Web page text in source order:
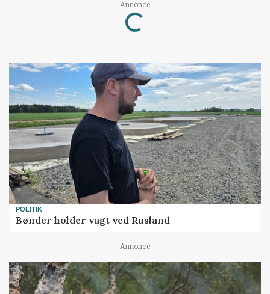
Annonce
Loading...
POLITIK
Bønder holder vagt ved Rusland
Annonce